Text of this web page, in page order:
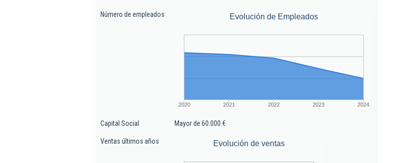
Número de empleados Evolución de Empleados
2020 2021 2022 2023 2024
Capital Social Mayor de 60.000 €
Ventas últimos años Evolución de ventas